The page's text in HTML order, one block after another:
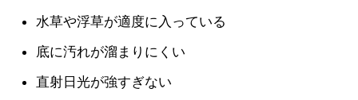
水草や浮草が適度に入っている
底に汚れが溜まりにくい
直射日光が強すぎない